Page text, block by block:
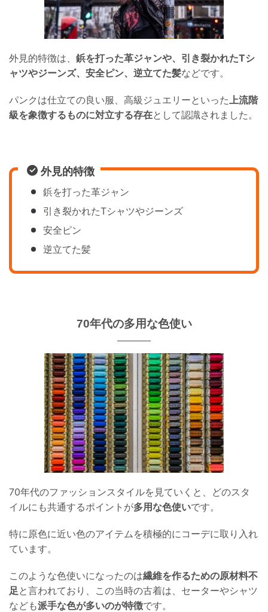
外見的特徴は、 鋲を打った革ジャンや、引き裂かれたTシ
ャツやジーンズ、安全ピン、逆立てた髪などです。
パンクは仕立ての良い服、高級ジュエリーといった上流階
級を象徴するものに対立する存在として認識されました。
外見的特徴
鋲を打った革ジャン
引き裂かれたTシャツやジーンズ
安全ピン
逆立てた髪
70年代の多用な色使い
70年代のファッションスタイルを見ていくと、どのスタ
イルにも共通するポイントが多用な色使いです。
特に原色に近い色のアイテムを積極的にコーデに取り入れ
ています。
このような色使いになったのは繊維を作るための原材料不
足と言われており、この当時の古着は、セーターやシャツ
なども派手な色が多いのが特徴です。